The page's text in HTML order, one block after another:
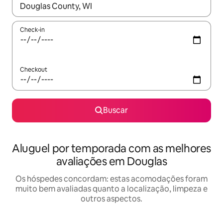
Quando os resultados estiverem disponíveis, explore-os
Check-in
Checkout
Buscar
Aluguel por temporada com as melhores
avaliações em Douglas
Os hóspedes concordam: estas acomodações foram
muito bem avaliadas quanto a localização, limpeza e
outros aspectos.